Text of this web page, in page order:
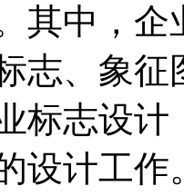
其中，
志、象征
标志设计
设计工作